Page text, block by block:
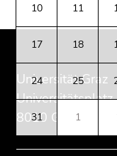
10 11
17 18
24 25
31 1
Beginn
Seitenbereichs:
Zusatzinformationen:
Universität Graz
Universitätsplatz
8010 Graz
Seitenbereichs.
Übersicht
Seitenbereiche
Seitenbereichs.
Übersicht
Seitenbereiche